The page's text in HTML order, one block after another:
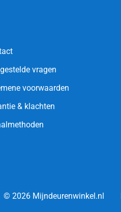
vragen
voorwaarden
& klachten
© 2026 Mijndeurenwinkel.nl